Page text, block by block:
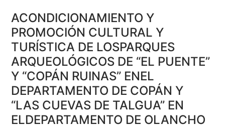
ACONDICIONAMIENTO Y
PROMOCIÓN CULTURAL Y
TURÍSTICA DE LOSPARQUES
ARQUEOLÓGICOS DE “EL PUENTE”
Y “COPÁN RUINAS” ENEL
DEPARTAMENTO DE COPÁN Y
“LAS CUEVAS DE TALGUA” EN
ELDEPARTAMENTO DE OLANCHO